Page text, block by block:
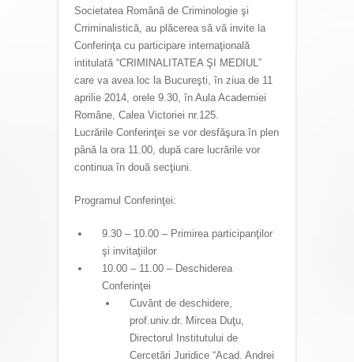
Societatea Română de Criminologie şi
Crriminalistică, au plăcerea să vă invite la
Conferinţa cu participare internaţională
intitulată “CRIMINALITATEA ŞI MEDIUL”
care va avea loc la Bucureşti, în ziua de 11
aprilie 2014, orele 9.30, în Aula Academiei
Române, Calea Victoriei nr.125.
Lucrările Conferinţei se vor desfăşura în plen
până la ora 11.00, după care lucrările vor
continua în două secţiuni.
Programul Conferinţei:
9.30 – 10.00 – Primirea participanţilor
şi invitaţiilor
10.00 – 11.00 – Deschiderea
Conferinţei
Cuvânt de deschidere,
prof.univ.dr. Mircea Duţu,
Directorul Institutului de
Cercetări Juridice “Acad. Andrei